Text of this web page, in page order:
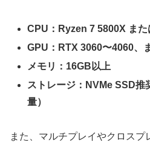
CPU：Ryzen 7 5800X ま
GPU：RTX 3060〜4060、
メモリ：16GB以上
ストレージ：NVMe SSD推
量）
また、マルチプレイやクロスプ